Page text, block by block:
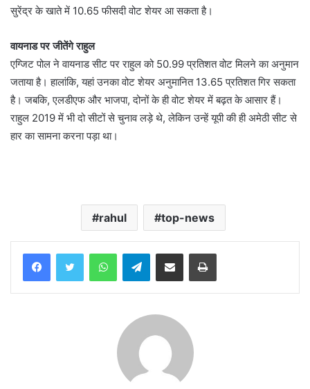
सुरेंद्र के खाते में 10.65 फीसदी वोट शेयर आ सकता है।
वायनाड पर जीतेंगे राहुल
एग्जिट पोल ने वायनाड सीट पर राहुल को 50.99 प्रतिशत वोट मिलने का अनुमान
जताया है। हालांकि, यहां उनका वोट शेयर अनुमानित 13.65 प्रतिशत गिर सकता
है। जबकि, एलडीएफ और भाजपा, दोनों के ही वोट शेयर में बढ़त के आसार हैं।
राहुल 2019 में भी दो सीटों से चुनाव लड़े थे, लेकिन उन्हें यूपी की ही अमेठी सीट से
हार का सामना करना पड़ा था।
rahul top-news
WhatsAppTelegramShare via Email Print